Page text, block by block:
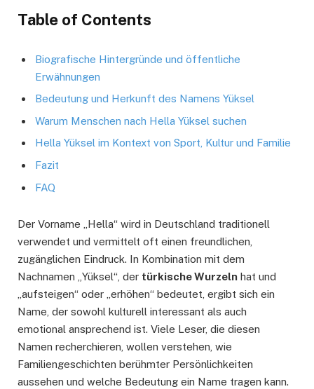
Table of Contents
Biografische Hintergründe und öffentliche
Erwähnungen
Bedeutung und Herkunft des Namens Yüksel
Warum Menschen nach Hella Yüksel suchen
Hella Yüksel im Kontext von Sport, Kultur und Familie
Fazit
FAQ
Der Vorname „Hella“ wird in Deutschland traditionell
verwendet und vermittelt oft einen freundlichen,
zugänglichen Eindruck. In Kombination mit dem
Nachnamen „Yüksel“, der türkische Wurzeln hat und
„aufsteigen“ oder „erhöhen“ bedeutet, ergibt sich ein
Name, der sowohl kulturell interessant als auch
emotional ansprechend ist. Viele Leser, die diesen
Namen recherchieren, wollen verstehen, wie
Familiengeschichten berühmter Persönlichkeiten
aussehen und welche Bedeutung ein Name tragen kann.